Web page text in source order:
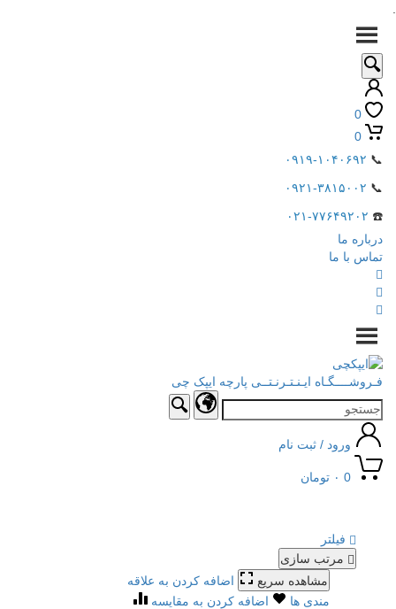
0
0
📞 ۰۹۱۹-۱۰۴۰۶۹۲
📞 ۰۹۲۱-۳۸۱۵۰۰۲
☎️ ۰۲۱-۷۷۶۴۹۲۰۲
درباره ما
تماس با ما
فـروشــــگـاه ایـنـتـرنـتــی پارچه ایپک چی
ورود / ثبت نام
0 ۰ تومان
فیلتر
مرتب سازی
مشاهده سریع
اضافه کردن به علاقه
مندی ها
اضافه کردن به مقایسه